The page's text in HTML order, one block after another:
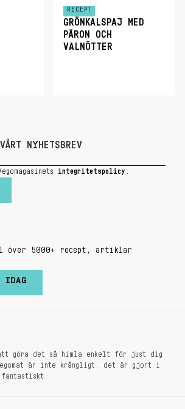
RECEPT
GRÖNKALSPAJ MED
PÄRON OCH
VALNÖTTER
NYHETSBREV
integritetspolicy
5000+ recept, artiklar
IDAG
att göra det så himla enkelt för just dig
är inte krångligt, det är gjort i